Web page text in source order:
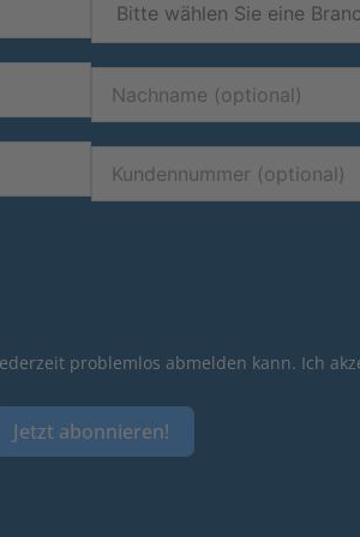
problemlos abmelden kann. Ich
Jetzt abonnieren!